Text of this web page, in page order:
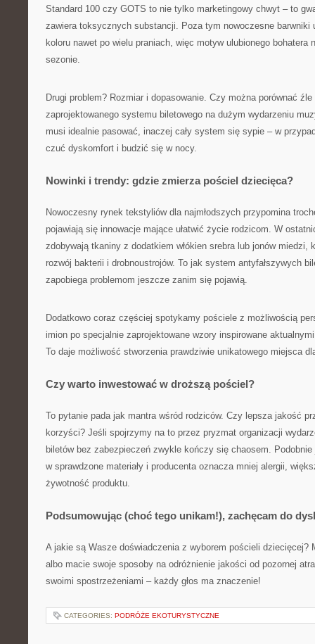
Standard 100 czy GOTS to nie tylko marketingowy chwyt – to
zawiera toksycznych substancji. Poza tym nowoczesne barwniki
koloru nawet po wielu praniach, więc motyw ulubionego bohatera
sezonie.
Drugi problem? Rozmiar i dopasowanie. Czy można porównać
zaprojektowanego systemu biletowego na dużym wydarzeniu
musi idealnie pasować, inaczej cały system się sypie – w
czuć dyskomfort i budzić się w nocy.
Nowinki i trendy: gdzie zmierza pościel dziecięca?
Nowoczesny rynek tekstyliów dla najmłodszych przypomina
pojawiają się innowacje mające ułatwić życie rodzicom. W
zdobywają tkaniny z dodatkiem włókien srebra lub jonów miedzi,
rozwój bakterii i drobnoustrojów. To jak system antyfałszywych
zapobiega problemom jeszcze zanim się pojawią.
Dodatkowo coraz częściej spotykamy pościele z możliwością
imion po specjalnie zaprojektowane wzory inspirowane
To daje możliwość stworzenia prawdziwie unikatowego miejsca
Czy warto inwestować w droższą pościel?
To pytanie pada jak mantra wśród rodziców. Czy lepsza jakość
korzyści? Jeśli spojrzymy na to przez pryzmat organizacji
biletów bez zabezpieczeń zwykle kończy się chaosem.
w sprawdzone materiały i producenta oznacza mniej alergii,
żywotność produktu.
Podsumowując (choć tego unikam!), zachęcam do
A jakie są Wasze doświadczenia z wyborem pościeli dziecięcej?
albo macie swoje sposoby na odróżnienie jakości od pozornej
swoimi spostrzeżeniami – każdy głos ma znaczenie!
CATEGORIES: PODRÓŻE EKOTURYSTYCZNE